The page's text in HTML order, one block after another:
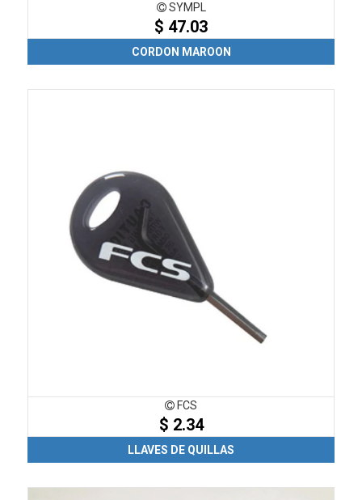
SYMPL
$ 47.03
CORDON MAROON
FCS
$ 2.34
LLAVES DE QUILLAS